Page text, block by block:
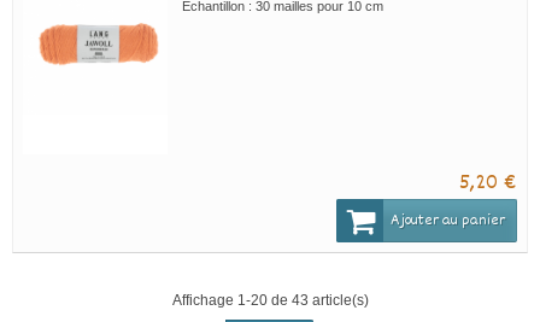
Echantillon : 30 mailles pour 10 cm
5,20 €
Ajouter au panier
Affichage 1-20 de 43 article(s)